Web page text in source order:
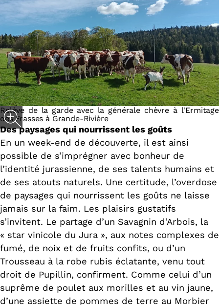
Relève de la garde avec la générale chèvre à l'Ermitage
des Frasses à Grande-Rivière
Des paysages qui nourrissent les goûts
En un week-end de découverte, il est ainsi
possible de s’imprégner avec bonheur de
l’identité jurassienne, de ses talents humains et
de ses atouts naturels. Une certitude, l’overdose
de paysages qui nourrissent les goûts ne laisse
jamais sur la faim. Les plaisirs gustatifs
s’invitent. Le partage d’un Savagnin d’Arbois, la
« star vinicole du Jura », aux notes complexes de
fumé, de noix et de fruits confits, ou d’un
Trousseau à la robe rubis éclatante, venu tout
droit de Pupillin, confirment. Comme celui d’un
suprême de poulet aux morilles et au vin jaune,
d’une assiette de pommes de terre au Morbier